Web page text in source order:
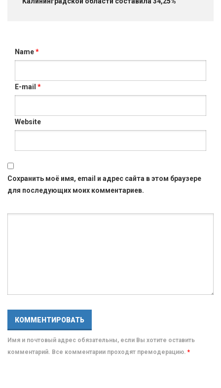
Name*
E-mail *
Website
Сохранить моё имя, email и адрес сайта в этом браузере
для последующих моих комментариев.
Имя и почтовый адрес обязательны, если Вы хотите оставить
комментарий. Все комментарии проходят премодерацию. *